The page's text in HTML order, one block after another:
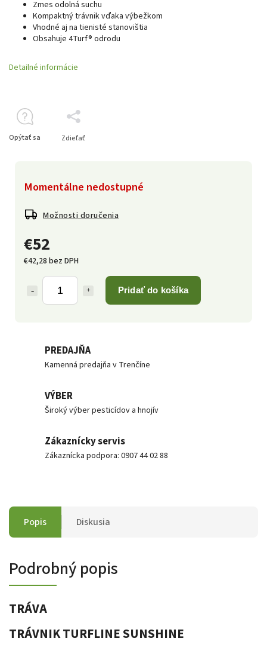
€52
€42,28 bez DPH
Pridať do košíka
Momentálne nedostupné
Možnosti doručenia
Zmes odolná suchu
Kompaktný trávnik vďaka výbežkom
Vhodné aj na tienisté stanovištia
Obsahuje 4Turf® odrodu
Detailné informácie
Opýtať sa Zdieľať
PREDAJŇA
Kamenná predajňa v Trenčíne
VÝBER
Široký výber pesticídov a hnojív
Zákaznícky servis
Zákaznícka podpora: 0907 44 02 88
Popis Diskusia
Podrobný popis
TRÁVA
TRÁVNIK TURFLINE SUNSHINE